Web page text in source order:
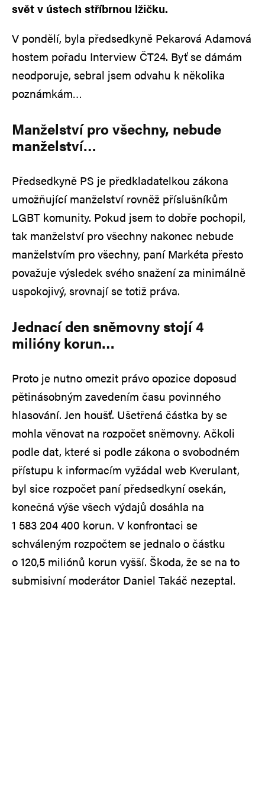
svět v ústech stříbrnou lžičku.
V pondělí, byla předsedkyně Pekarová Adamová
hostem pořadu Interview ČT24. Byť se dámám
neodporuje, sebral jsem odvahu k několika
poznámkám…
Manželství pro všechny, nebude
manželství…
Předsedkyně PS je předkladatelkou zákona
umožňující manželství rovněž příslušníkům
LGBT komunity. Pokud jsem to dobře pochopil,
tak manželství pro všechny nakonec nebude
manželstvím pro všechny, paní Markéta přesto
považuje výsledek svého snažení za minimálně
uspokojivý, srovnají se totiž práva.
Jednací den sněmovny stojí 4
milióny korun…
Proto je nutno omezit právo opozice doposud
pětinásobným zavedením času povinného
hlasování. Jen houšť. Ušetřená částka by se
mohla věnovat na rozpočet sněmovny. Ačkoli
podle dat, které si podle zákona o svobodném
přístupu k informacím vyžádal web Kverulant,
byl sice rozpočet paní předsedkyní osekán,
konečná výše všech výdajů dosáhla na
1 583 204 400 korun. V konfrontaci se
schváleným rozpočtem se jednalo o částku
o 120,5 miliónů korun vyšší. Škoda, že se na to
submisivní moderátor Daniel Takáč nezeptal.